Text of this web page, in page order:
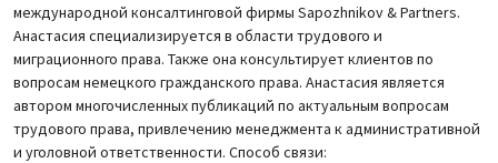
международной консалтинговой фирмы Sapozhnikov & Partners.
Анастасия специализируется в области трудового и
миграционного права. Также она консультирует клиентов по
вопросам немецкого гражданского права. Анастасия является
автором многочисленных публикаций по актуальным вопросам
трудового права, привлечению менеджмента к административной
и уголовной ответственности. Способ связи: